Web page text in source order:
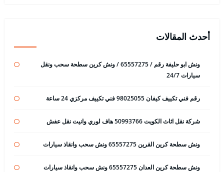
أحدث المقالات
ونش ابو حليفة رقم / 65557275 / ونش كرين سطحة سحب ونقل
سيارات 24/7
رقم فني تكييف كيفان 98025055 فني تكييف مركزي 24 ساعة
شركة نقل اثاث الكويت 50993766 هاف لوري وانيت نقل عفش
ونش سطحة كرين القرين 65557275 ونش سحب وانقاذ سيارات
ونش سطحة كرين العدان 65557275 ونش سحب وانقاذ سيارات